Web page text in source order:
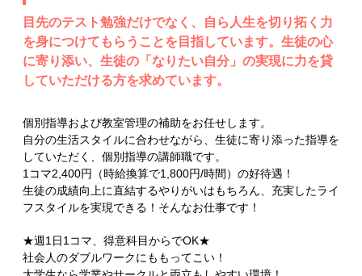
目先のテスト勉強だけでなく、自ら人生を切り拓く力
を身につけてもらうことを目指しています。生徒の心
に寄り添い、生徒の「なりたい自分」の実現に力を貸
していただける方を求めています。
個別指導および教室管理の補助をお任せします。
自分の生活スタイルに合わせながら、生徒に寄り添った指導を
していただく、個別指導の講師職です。
1コマ2,400円（時給換算で1,800円/時間）の好待遇！
生徒の成績向上に直結するやりがいはもちろん、充実したライ
フスタイルを実現できる！そんなお仕事です！
★週1日1コマ、得意科目からでOK★
社会人のダブルワークにももってこい！